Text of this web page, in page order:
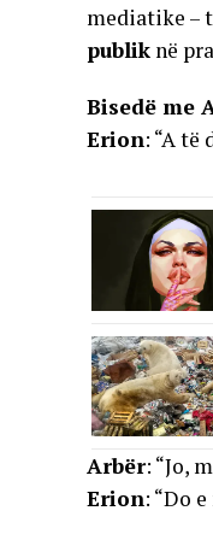
mediatike –
publik në
Bisedë me
Erion: “A
Arbër: “Jo,
Erion: “Do